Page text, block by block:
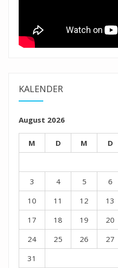
KALENDER
August 2026
M D M D
3
4 5 6
10
11 12 13
17
18 19 20
24
25 26 27
31